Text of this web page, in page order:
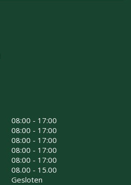
08:00 - 17:00
08:00 - 17:00
08:00 - 17:00
08:00 - 17:00
08:00 - 17:00
08.00 - 15.00
Gesloten